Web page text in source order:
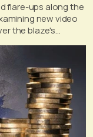
flare-ups along the
new video
the blaze's